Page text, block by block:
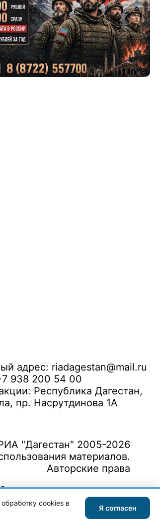
адрес: riadagestan@mail.ru
938 200 54 00
Республика Дагестан,
пр. Насрутдинова 1А
"Дагестан" 2005-2026
материалов.
Авторские права
cookies в
Я согласен